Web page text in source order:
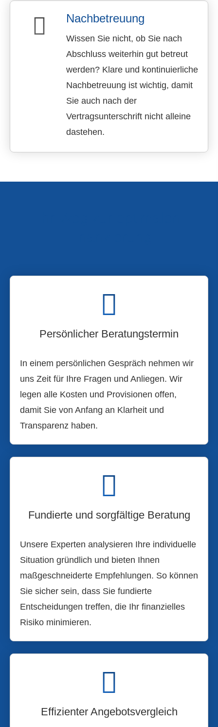
Nachbetreuung
Wissen Sie nicht, ob Sie nach
Abschluss weiterhin gut betreut
werden? Klare und kontinuierliche
Nachbetreuung ist wichtig, damit
Sie auch nach der
Vertragsunterschrift nicht alleine
dastehen.
Persönlicher Beratungstermin
In einem persönlichen Gespräch nehmen wir
uns Zeit für Ihre Fragen und Anliegen. Wir
legen alle Kosten und Provisionen offen,
damit Sie von Anfang an Klarheit und
Transparenz haben.
Fundierte und sorgfältige Beratung
Unsere Experten analysieren Ihre individuelle
Situation gründlich und bieten Ihnen
maßgeschneiderte Empfehlungen. So können
Sie sicher sein, dass Sie fundierte
Entscheidungen treffen, die Ihr finanzielles
Risiko minimieren.
Effizienter Angebotsvergleich